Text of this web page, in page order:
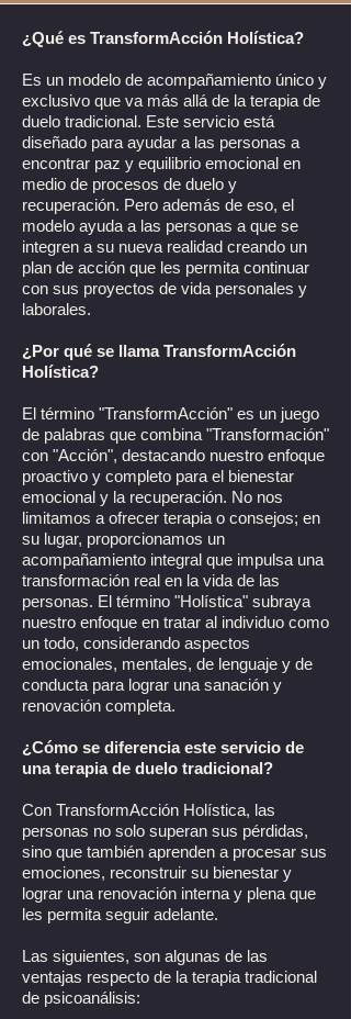
¿Qué es TransformAcción Holística?
Es un modelo de acompañamiento único y
exclusivo que va más allá de la terapia de
duelo tradicional. Este servicio está
diseñado para ayudar a las personas a
encontrar paz y equilibrio emocional en
medio de procesos de duelo y
recuperación. Pero además de eso, el
modelo ayuda a las personas a que se
integren a su nueva realidad creando un
plan de acción que les permita continuar
con sus proyectos de vida personales y
laborales.
¿Por qué se llama TransformAcción
Holística?
El término "TransformAcción" es un juego
de palabras que combina "Transformación"
con "Acción", destacando nuestro enfoque
proactivo y completo para el bienestar
emocional y la recuperación. No nos
limitamos a ofrecer terapia o consejos; en
su lugar, proporcionamos un
acompañamiento integral que impulsa una
transformación real en la vida de las
personas. El término "Holística" subraya
nuestro enfoque en tratar al individuo como
un todo, considerando aspectos
emocionales, mentales, de lenguaje y de
conducta para lograr una sanación y
renovación completa.
¿Cómo se diferencia este servicio de
una terapia de duelo tradicional?
Con TransformAcción Holística, las
personas no solo superan sus pérdidas,
sino que también aprenden a procesar sus
emociones, reconstruir su bienestar y
lograr una renovación interna y plena que
les permita seguir adelante.
Las siguientes, son algunas de las
ventajas respecto de la terapia tradicional
de psicoanálisis: